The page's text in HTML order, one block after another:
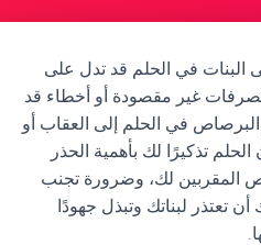
البنات في الحلم قد تدل على
غير مقصودة أو أخطاء قد
البرصاص في الحلم إلى العقاب أو
الحلم تذكيرًا لك بأهمية الحذر
المقربين لك، وضرورة تجنب
تعتذر لبناتك وتبذل جهودًا